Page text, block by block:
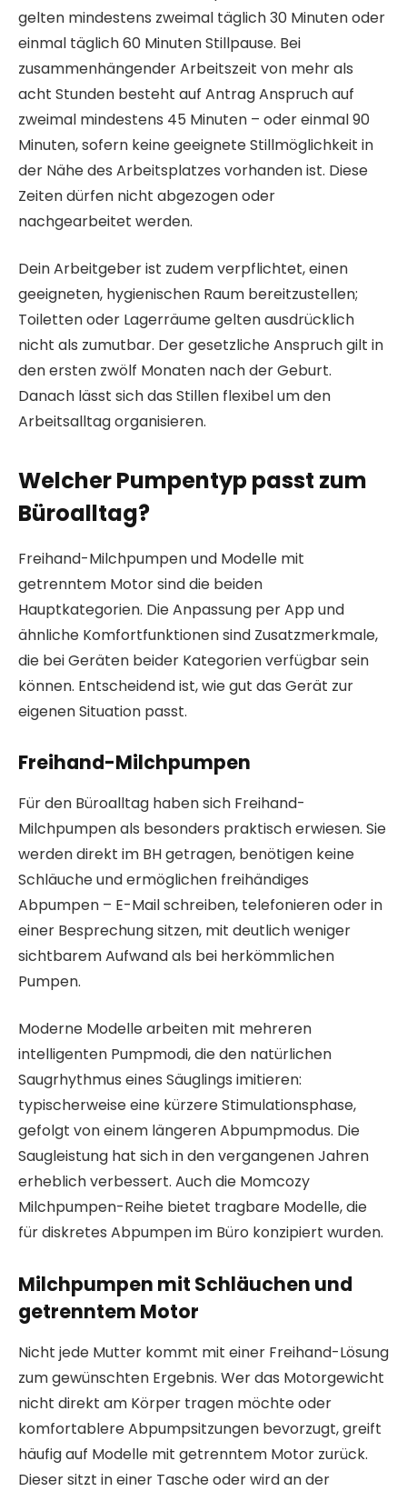
gelten mindestens zweimal täglich 30 Minuten oder
einmal täglich 60 Minuten Stillpause. Bei
zusammenhängender Arbeitszeit von mehr als
acht Stunden besteht auf Antrag Anspruch auf
zweimal mindestens 45 Minuten – oder einmal 90
Minuten, sofern keine geeignete Stillmöglichkeit in
der Nähe des Arbeitsplatzes vorhanden ist. Diese
Zeiten dürfen nicht abgezogen oder
nachgearbeitet werden.
Dein Arbeitgeber ist zudem verpflichtet, einen
geeigneten, hygienischen Raum bereitzustellen;
Toiletten oder Lagerräume gelten ausdrücklich
nicht als zumutbar. Der gesetzliche Anspruch gilt in
den ersten zwölf Monaten nach der Geburt.
Danach lässt sich das Stillen flexibel um den
Arbeitsalltag organisieren.
Welcher Pumpentyp passt zum
Büroalltag?
Freihand-Milchpumpen und Modelle mit
getrenntem Motor sind die beiden
Hauptkategorien. Die Anpassung per App und
ähnliche Komfortfunktionen sind Zusatzmerkmale,
die bei Geräten beider Kategorien verfügbar sein
können. Entscheidend ist, wie gut das Gerät zur
eigenen Situation passt.
Freihand-Milchpumpen
Für den Büroalltag haben sich Freihand-
Milchpumpen als besonders praktisch erwiesen. Sie
werden direkt im BH getragen, benötigen keine
Schläuche und ermöglichen freihändiges
Abpumpen – E-Mail schreiben, telefonieren oder in
einer Besprechung sitzen, mit deutlich weniger
sichtbarem Aufwand als bei herkömmlichen
Pumpen.
Moderne Modelle arbeiten mit mehreren
intelligenten Pumpmodi, die den natürlichen
Saugrhythmus eines Säuglings imitieren:
typischerweise eine kürzere Stimulationsphase,
gefolgt von einem längeren Abpumpmodus. Die
Saugleistung hat sich in den vergangenen Jahren
erheblich verbessert. Auch die Momcozy
Milchpumpen-Reihe bietet tragbare Modelle, die
für diskretes Abpumpen im Büro konzipiert wurden.
Milchpumpen mit Schläuchen und
getrenntem Motor
Nicht jede Mutter kommt mit einer Freihand-Lösung
zum gewünschten Ergebnis. Wer das Motorgewicht
nicht direkt am Körper tragen möchte oder
komfortablere Abpumpsitzungen bevorzugt, greift
häufig auf Modelle mit getrenntem Motor zurück.
Dieser sitzt in einer Tasche oder wird an der